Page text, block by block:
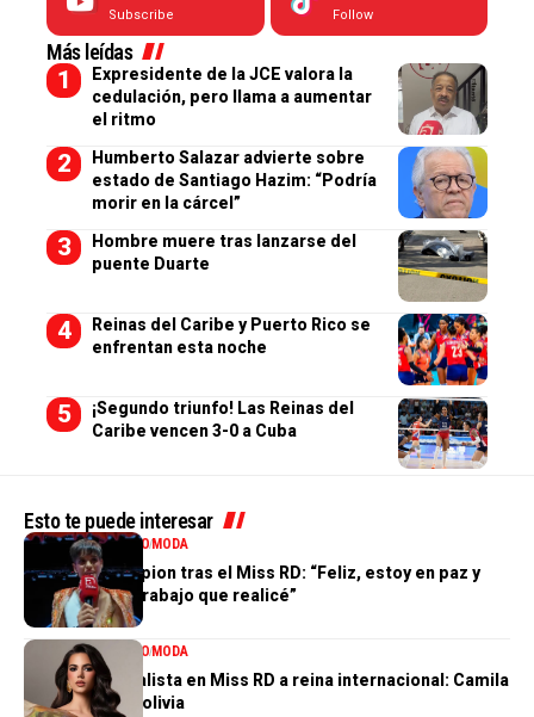
Subscribe Follow
Más leídas
Expresidente de la JCE valora la
cedulación, pero llama a aumentar
el ritmo
Humberto Salazar advierte sobre
estado de Santiago Hazim: “Podría
morir en la cárcel”
Hombre muere tras lanzarse del
puente Duarte
Reinas del Caribe y Puerto Rico se
enfrentan esta noche
¡Segundo triunfo! Las Reinas del
Caribe vencen 3-0 a Cuba
Esto te puede interesar
ENTRETENIMIENTOMODA
Valentina Campion tras el Miss RD: “Feliz, estoy en paz y
orgullosa del trabajo que realicé”
ENTRETENIMIENTOMODA
De tercera finalista en Miss RD a reina internacional: Camila
Issa rumbo a Bolivia